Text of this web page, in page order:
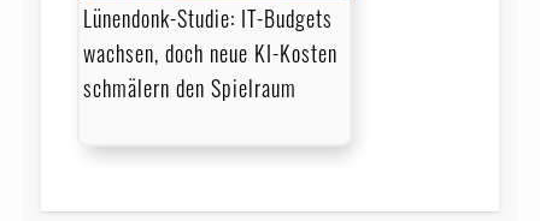
Lünendonk-Studie: IT-Budgets
wachsen, doch neue KI-Kosten
schmälern den Spielraum